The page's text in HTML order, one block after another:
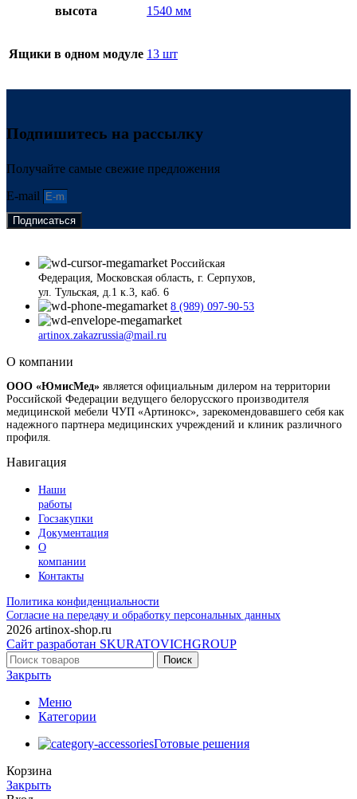
высота 1540 мм
Ящики в одном модуле 13 шт
Подпишитесь на рассылку
Получайте самые свежие предложения
E-mail
Подписаться
Российская
Федерация, Московская область, г. Серпухов,
ул. Тульская, д.1 к.3, каб. 6
8 (989) 097-90-53
artinox.zakazrussia@mail.ru
О компании
ООО «ЮмисМед» является официальным дилером на территории
Российской Федерации ведущего белорусского производителя
медицинской мебели ЧУП «Артинокс», зарекомендовавшего себя как
надежного партнера медицинских учреждений и клиник различного
профиля.
Навигация
Наши
работы
Госзакупки
Документация
О
компании
Контакты
Политика конфиденциальности
Согласие на передачу и обработку персональных данных
2026 artinox-shop.ru
Сайт разработан SKURATOVICHGROUP
Поиск
Закрыть
Меню
Категории
Готовые решения
Корзина
Закрыть